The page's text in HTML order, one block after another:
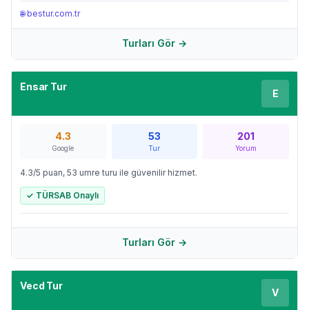
🌐bestur.com.tr
Turları Gör →
Ensar Tur
E
4.3
Google
53
Tur
201
Yorum
4.3/5 puan, 53 umre turu ile güvenilir hizmet.
✓ TÜRSAB Onaylı
Turları Gör →
Vecd Tur
V